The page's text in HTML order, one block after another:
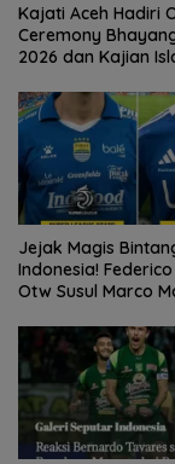
Kajati Aceh Hadiri
Ceremony
2026 dan Kajian
Adi Hidayat
Jejak Magis
Indonesia!
Otw Susul Marco
Trofi?